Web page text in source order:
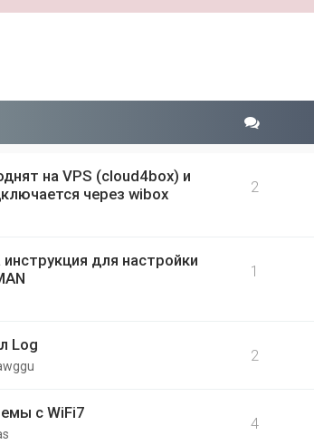
на VPS (cloud4box) и
через wibox
2
для настройки
1
Log
2
с WiFi7
4